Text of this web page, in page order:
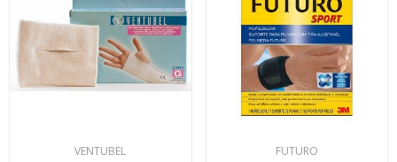
VENTUBEL FUTURO